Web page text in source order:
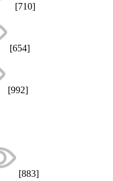
[710]
[654]
[992]
[883]